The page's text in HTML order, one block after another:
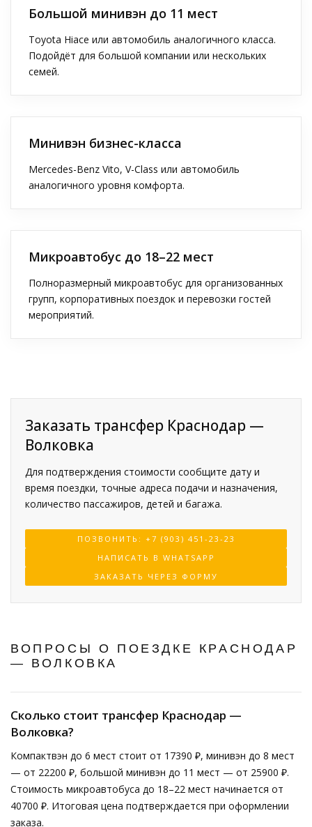
Большой минивэн до 11 мест
Toyota Hiace или автомобиль аналогичного класса.
Подойдёт для большой компании или нескольких
семей.
Минивэн бизнес-класса
Mercedes-Benz Vito, V-Class или автомобиль
аналогичного уровня комфорта.
Микроавтобус до 18–22 мест
Полноразмерный микроавтобус для организованных
групп, корпоративных поездок и перевозки гостей
мероприятий.
Заказать трансфер Краснодар —
Волковка
Для подтверждения стоимости сообщите дату и
время поездки, точные адреса подачи и назначения,
количество пассажиров, детей и багажа.
ПОЗВОНИТЬ: +7 (903) 451-23-23
НАПИСАТЬ В WHATSAPP
ЗАКАЗАТЬ ЧЕРЕЗ ФОРМУ
ВОПРОСЫ О ПОЕЗДКЕ КРАСНОДАР
— ВОЛКОВКА
Сколько стоит трансфер Краснодар —
Волковка?
Компактвэн до 6 мест стоит от 17390 ₽, минивэн до 8 мест
— от 22200 ₽, большой минивэн до 11 мест — от 25900 ₽.
Стоимость микроавтобуса до 18–22 мест начинается от
40700 ₽. Итоговая цена подтверждается при оформлении
заказа.